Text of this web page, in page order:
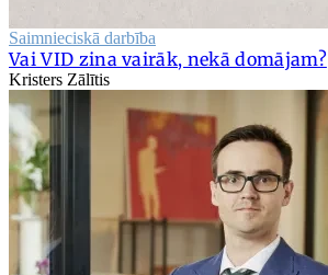
Saimnieciskā darbība
Vai VID zina vairāk, nekā domājam?
Kristers Zālītis